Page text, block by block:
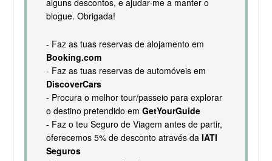
alguns descontos, e ajudar-me a manter o
blogue. Obrigada!
- Faz as tuas reservas de alojamento em
Booking.com
- Faz as tuas reservas de automóveis em
DiscoverCars
- Procura o melhor tour/passeio para explorar
o destino pretendido em GetYourGuide
- Faz o teu Seguro de Viagem antes de partir,
oferecemos 5% de desconto através da IATI
Seguros